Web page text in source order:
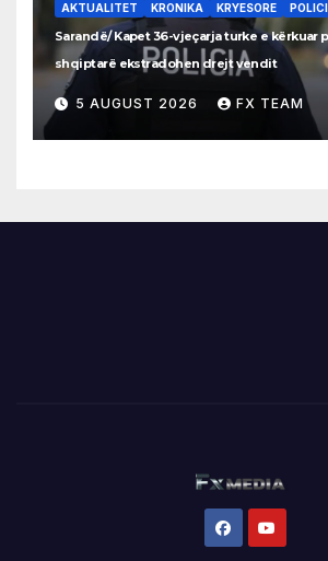
AKTUALITET KRONIKA KRYESORE
Sarandë/ Kapet 36-vjeçarja turke e kërkuar
shqiptarë ekstradohen drejt vendit
5 AUGUST 2026 FX TEAM